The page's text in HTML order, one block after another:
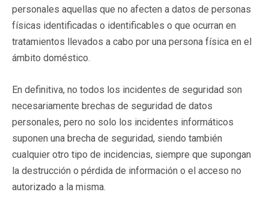
personales aquellas que no afecten a datos de personas
físicas identificadas o identificables o que ocurran en
tratamientos llevados a cabo por una persona física en el
ámbito doméstico.
En definitiva, no todos los incidentes de seguridad son
necesariamente brechas de seguridad de datos
personales, pero no solo los incidentes informáticos
suponen una brecha de seguridad, siendo también
cualquier otro tipo de incidencias, siempre que supongan
la destrucción o pérdida de información o el acceso no
autorizado a la misma.